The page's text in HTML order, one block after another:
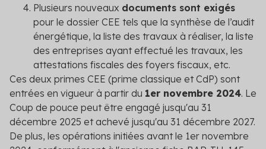
Plusieurs nouveaux documents sont exigés
pour le dossier CEE tels que la synthèse de l’audit
énergétique, la liste des travaux à réaliser, la liste
des entreprises ayant effectué les travaux, les
attestations fiscales des foyers fiscaux, etc.
Ces deux primes CEE (prime classique et CdP) sont
entrées en vigueur à partir du 1er novembre 2024. Le
Coup de pouce peut être engagé jusqu'au 31
décembre 2025 et achevé jusqu'au 31 décembre 2027.
De plus, les opérations initiées avant le 1er novembre